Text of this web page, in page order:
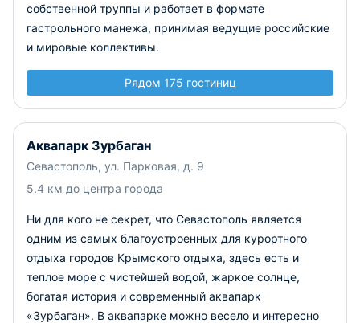
собственной труппы и работает в формате
гастрольного манежа, принимая ведущие российские
и мировые коллективы.
Рядом 175 гостиниц
Аквапарк Зурбаган
Севастополь, ул. Парковая, д. 9
5.4 км до центра города
Ни для кого не секрет, что Севастополь является
одним из самых благоустроенных для курортного
отдыха городов Крымского отдыха, здесь есть и
теплое море с чистейшей водой, жаркое солнце,
богатая история и современный аквапарк
«Зурбаган». В аквапарке можно весело и интересно